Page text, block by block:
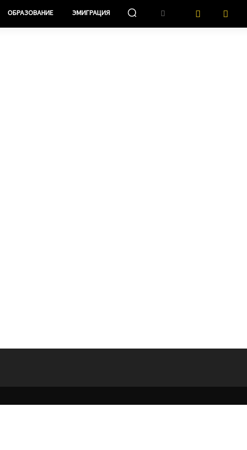
ОБРАЗОВАНИЕ ЭМИГРАЦИЯ